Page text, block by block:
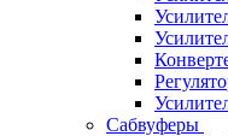
Сабвуферы